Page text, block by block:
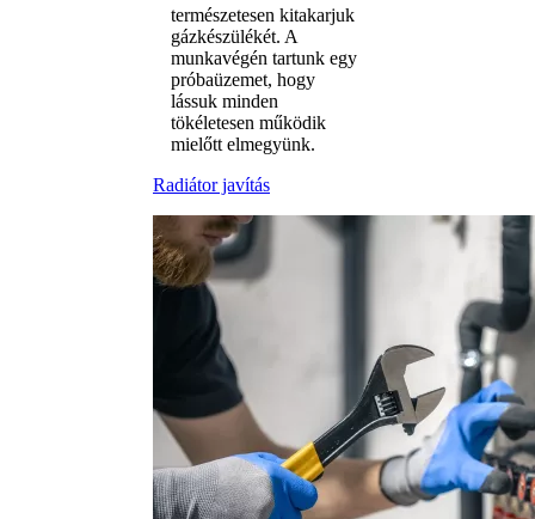
természetesen kitakarjuk
gázkészülékét. A
munkavégén tartunk egy
próbaüzemet, hogy
lássuk minden
tökéletesen működik
mielőtt elmegyünk.
Radiátor javítás